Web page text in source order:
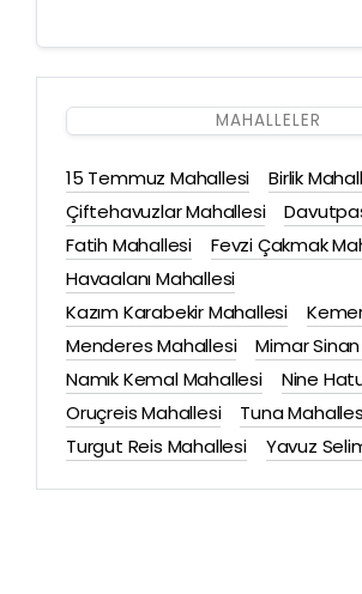
MAHALLELER
15 Temmuz Mahallesi
Birlik
Çiftehavuzlar Mahallesi
Fatih Mahallesi
Fevzi Çakmak
Havaalanı Mahallesi
Kazım Karabekir Mahallesi
Menderes Mahallesi
Mimar
Namık Kemal Mahallesi
Nine
Oruçreis Mahallesi
Tuna
Turgut Reis Mahallesi
Yavuz